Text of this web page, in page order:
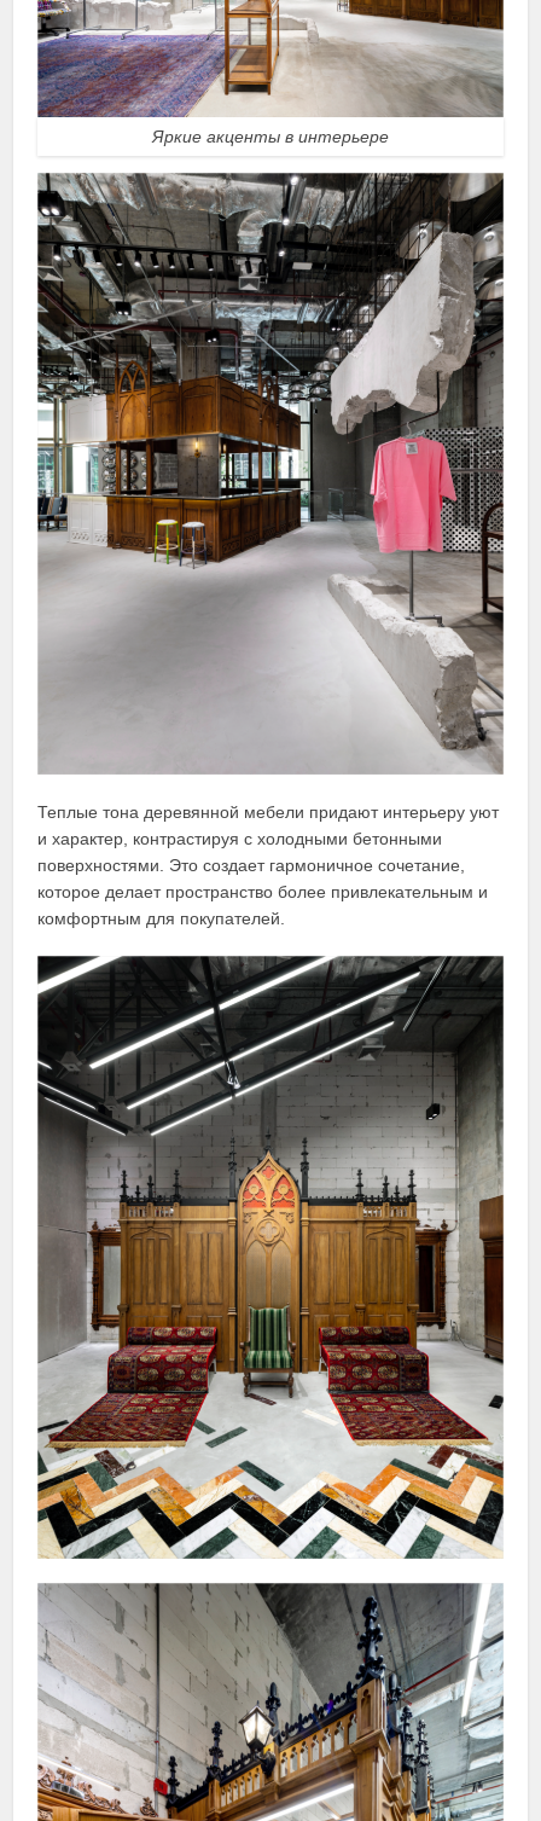
Яркие акценты в интерьере
Теплые тона деревянной мебели придают интерьеру уют
и характер, контрастируя с холодными бетонными
поверхностями. Это создает гармоничное сочетание,
которое делает пространство более привлекательным и
комфортным для покупателей.